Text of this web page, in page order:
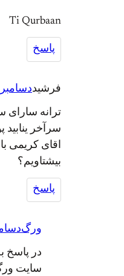
Ti Qurbaan
پاسخ
فرشیددسامبر 12, 2013
ترانه سارای
سرآخر
اقای کریمی
بیشتاویم؟
پاسخ
ورگدسامبر
در پاسخ
سایت